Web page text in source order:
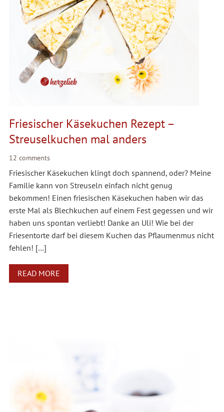
Friesischer Käsekuchen Rezept –
Streuselkuchen mal anders
12 comments
Friesischer Käsekuchen klingt doch spannend, oder? Meine
Familie kann von Streuseln einfach nicht genug
bekommen! Einen friesischen Käsekuchen haben wir das
erste Mal als Blechkuchen auf einem Fest gegessen und wir
haben uns spontan verliebt! Danke an Uli! Wie bei der
Friesentorte darf bei diesem Kuchen das Pflaumenmus nicht
fehlen! […]
READ MORE